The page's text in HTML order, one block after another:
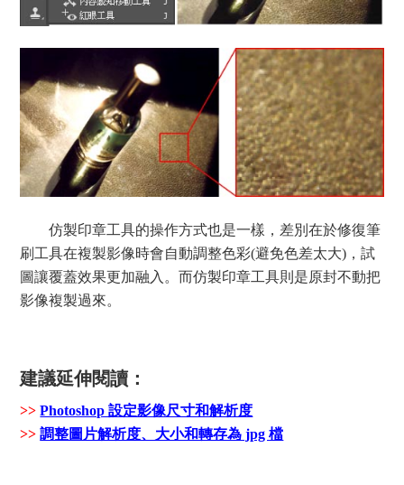
仿製印章工具的操作方式也是一樣，差別在於修復筆
刷工具在複製影像時會自動調整色彩(避免色差太大)，試
圖讓覆蓋效果更加融入。而仿製印章工具則是原封不動把
影像複製過來。
建議延伸閱讀：
>> Photoshop 設定影像尺寸和解析度
>> 調整圖片解析度、大小和轉存為 jpg 檔